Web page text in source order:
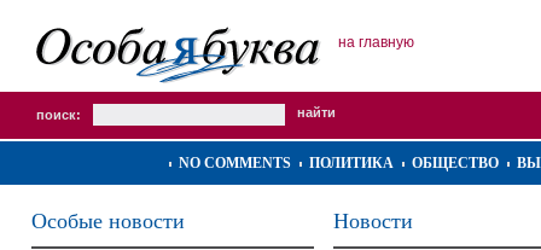
на главную
поиск:
NO COMMENTS ПОЛИТИКА ОБЩЕСТВО
Особые новости Новости